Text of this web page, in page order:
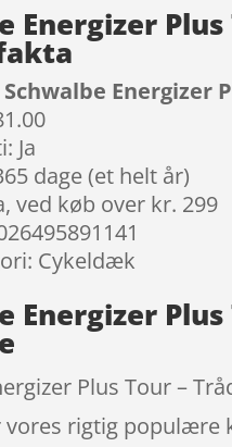
Energizer Plus
Schwalbe Energizer
Ja
dage (et helt år)
ved køb over kr. 299
Cykeldæk
Energizer
Plus Tour –
rigtig populære